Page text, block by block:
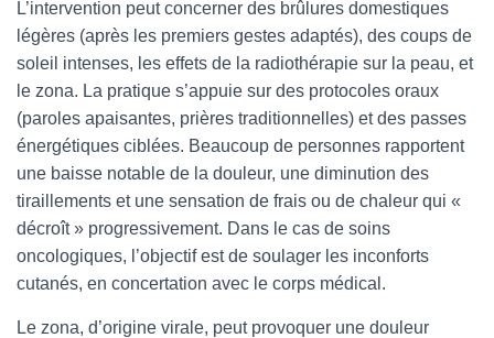
L’intervention peut concerner des brûlures domestiques
légères (après les premiers gestes adaptés), des coups de
soleil intenses, les effets de la radiothérapie sur la peau, et
le zona. La pratique s’appuie sur des protocoles oraux
(paroles apaisantes, prières traditionnelles) et des passes
énergétiques ciblées. Beaucoup de personnes rapportent
une baisse notable de la douleur, une diminution des
tiraillements et une sensation de frais ou de chaleur qui «
décroît » progressivement. Dans le cas de soins
oncologiques, l’objectif est de soulager les inconforts
cutanés, en concertation avec le corps médical.
Le zona, d’origine virale, peut provoquer une douleur